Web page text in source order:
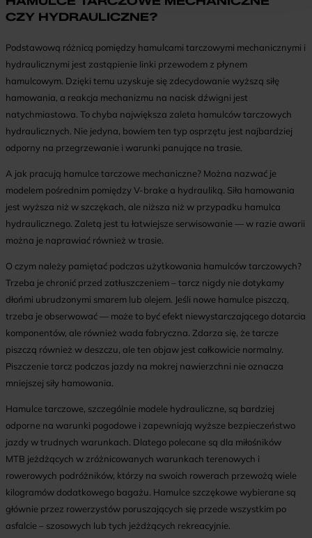
CZY HYDRAULICZNE?
Podstawową różnicą pomiędzy hamulcami tarczowymi mechanicznymi i
hydraulicznymi jest zastąpienie linki przewodem z płynem
hamulcowym. Dzięki temu uzyskuje się zdecydowanie wyższą siłę
hamowania, a reakcja mechanizmu na nacisk dźwigni jest
natychmiastowa. To chyba największa zaleta hamulców tarczowych
hydraulicznych. Nie jedyna, bowiem ten typ osprzętu jest najbardziej
odporny na przegrzewanie i warunki panujące na trasie.
A jak pracują hamulce tarczowe mechaniczne? Można nazwać je
modelem pośrednim pomiędzy V-brake a hydrauliką. Siła hamowania
jest wyższa niż w szczękach, ale niższa niż w przypadku hamulca
hydraulicznego. Zaletą jest tu łatwiejsze serwisowanie — w razie awarii
można je naprawiać również w trasie.
O czym należy pamiętać podczas użytkowania hamulców tarczowych?
Trzeba je chronić przed zatłuszczeniem – tarcz nigdy nie dotykamy
dłońmi ubrudzonymi smarem lub olejem. Jeśli nowe hamulce piszczą,
trzeba je obserwować — może to być efekt niewystarczającego dotarcia
komponentów, ale również wada fabryczna. Zdarza się, że tarcze
piszczą również w deszczu, ale ten objaw jest całkowicie normalny.
Piszczenie tarcz podczas jazdy na mokrej nawierzchni nie oznacza
mniejszej siły hamowania.
Hamulce tarczowe, szczególnie modele hydrauliczne, są bardziej
odporne na warunki pogodowe i zapewniają wyższe bezpieczeństwo
jazdy w trudnych warunkach. Dlatego polecane są dla miłośników
MTB jeżdżących w zróżnicowanych warunkach terenowych i
rowerowych podróżników, którzy na swoich rowerach przewożą wiele
kilogramów dodatkowego bagażu. Hamulce szczękowe wybierane są
głównie przez rowerzystów poruszających się przede wszystkim po
asfalcie – szosowych lub tych jeżdżących rekreacyjnie.